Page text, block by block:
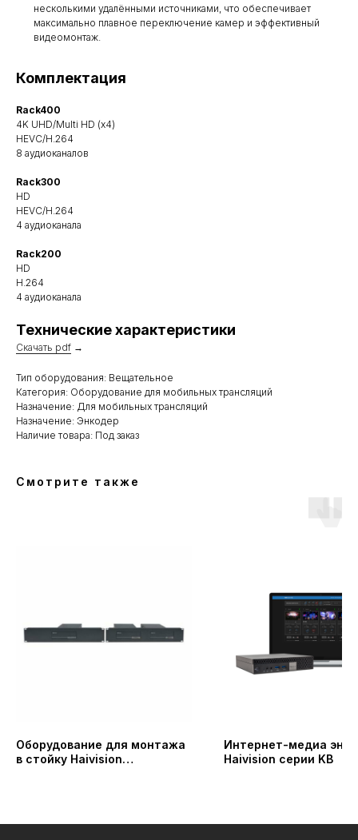
несколькими удалёнными источниками, что обеспечивает
максимально плавное переключение камер и эффективный
видеомонтаж.
Комплектация
Rack400
4K UHD/Multi HD (x4)
HEVC/H.264
8 аудиоканалов
Rack300
HD
HEVC/H.264
4 аудиоканала
Rack200
HD
H.264
4 аудиоканала
Технические характеристики
Скачать pdf →
Тип оборудования: Вещательное
Категория: Оборудование для мобильных трансляций
Назначение: Для мобильных трансляций
Назначение: Энкодер
Наличие товара: Под заказ
Смотрите также
Оборудование для монтажа
в стойку Haivision
Интернет-медиа
Haivision серии KB